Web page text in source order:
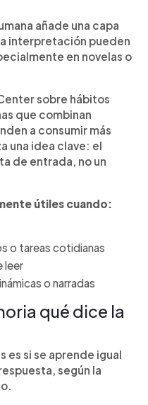
añade una capa
interpretación pueden
en novelas o
sobre hábitos
que combinan
a consumir más
una idea clave: el
de entrada, no un
útiles cuando:
o tareas cotidianas
leer
o narradas
qué dice la
es si se aprende igual
según la